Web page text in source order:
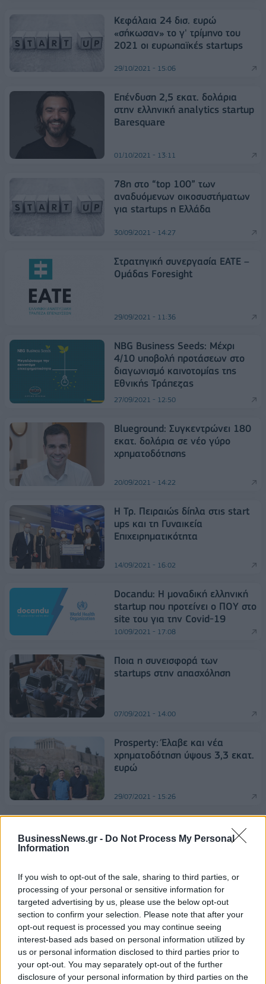
BusinessNews.gr - Do Not Process My Personal
Information
If you wish to opt-out of the sale, sharing to third parties, or
processing of your personal or sensitive information for
targeted advertising by us, please use the below opt-out
section to confirm your selection. Please note that after your
opt-out request is processed you may continue seeing
interest-based ads based on personal information utilized by
us or personal information disclosed to third parties prior to
your opt-out. You may separately opt-out of the further
disclosure of your personal information by third parties on the
Κεφάλαια 24 δισ. ευρώ
«σήκωσαν» το γ' τρίμηνο του
2021 οι ευρωπαϊκές startups
29/10/2021 - 15:06
Επένδυση 2,5 εκατ. δολάρια
στην ελληνική analytics startup
Baresquare
01/10/2021 - 13:11
78η στο “top 100” των
αναδυόμενων οικοσυστήματων
για startups η Ελλάδα
30/09/2021 - 14:27
Στρατηγική συνεργασία ΕΑΤΕ –
Ομάδας Foresight
29/09/2021 - 11:36
NBG Business Seeds: Μέχρι
4/10 υποβολή προτάσεων στο
διαγωνισμό καινοτομίας της
Εθνικής Τράπεζας
27/09/2021 - 12:50
Blueground: Συγκεντρώνει 180
εκατ. δολάρια σε νέο γύρο
χρηματοδότησης
20/09/2021 - 14:22
Η Τρ. Πειραιώς δίπλα στις start
ups και τη Γυναικεία
Επιχειρηματικότητα
14/09/2021 - 16:02
Docandu: Η μοναδική ελληνική
startup που προτείνει ο ΠΟΥ στο
site του για την Covid-19
10/09/2021 - 17:08
Ποια η συνεισφορά των
startups στην απασχόληση
07/09/2021 - 14:00
Prosperty: Έλαβε και νέα
χρηματοδότηση ύψους 3,3 εκατ.
ευρώ
29/07/2021 - 15:26
NBG Business Seeds: Σε εξέλιξη
ο 12ος διαγωνισμός
27/07/2021 - 08:30
Statsforstartups.com:
Μαθαίνοντας τους βασικούς
δείκτες απόδοσης μιας
νεοφυούς επιχείρησης
12/07/2021 - 09:04